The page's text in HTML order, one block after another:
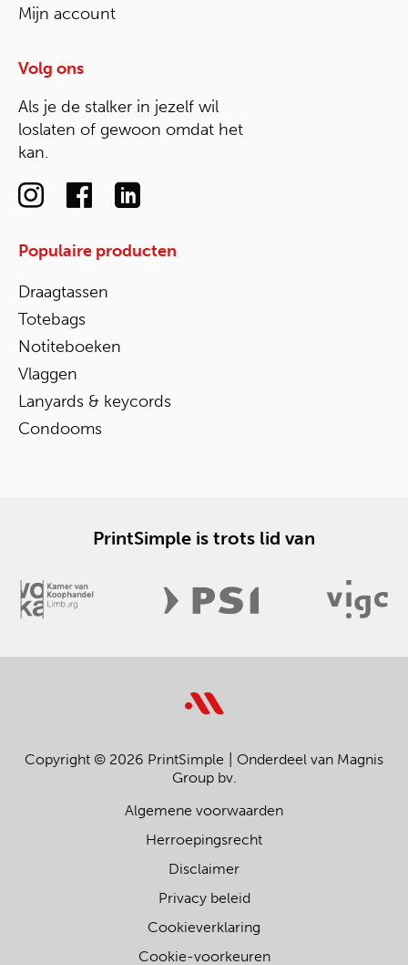
Mijn account
Volg ons
Als je de stalker in jezelf wil
loslaten of gewoon omdat het
kan.
Populaire producten
Draagtassen
Totebags
Notiteboeken
Vlaggen
Lanyards & keycords
Condooms
PrintSimple is trots lid van
Copyright © 2026 PrintSimple
Onderdeel van Magnis
Group bv.
Algemene voorwaarden
Herroepingsrecht
Disclaimer
Privacy beleid
Cookieverklaring
Cookie-voorkeuren